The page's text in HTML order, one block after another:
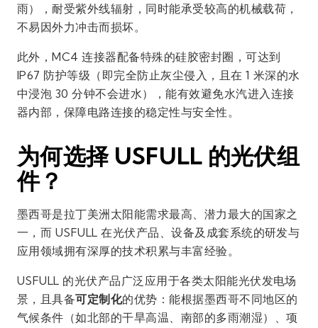
雨），耐受紫外线辐射，同时能承受较高的机械载荷，
不易因外力冲击而损坏。
此外，MC4 连接器配备特殊的硅胶密封圈，可达到
IP67 防护等级（即完全防止灰尘侵入，且在 1 米深的水
中浸泡 30 分钟不会进水），能有效避免水汽进入连接
器内部，保障电路连接的稳定性与安全性。
为何选择 USFULL 的光伏组
件？
墨西哥是拉丁美洲太阳能需求最高、潜力最大的国家之
一，而 USFULL 在光伏产品、设备及成套系统的研发与
应用领域拥有深厚的技术积累与丰富经验。
USFULL 的光伏产品广泛应用于各类太阳能光伏发电场
景，且具备可定制化的优势：能根据墨西哥不同地区的
气候条件（如北部的干旱高温、南部的多雨潮湿）、项